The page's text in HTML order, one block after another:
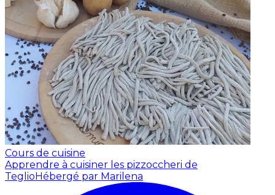
Cours de cuisine
Apprendre à cuisiner les pizzoccheri de
TeglioHébergé par Marilena